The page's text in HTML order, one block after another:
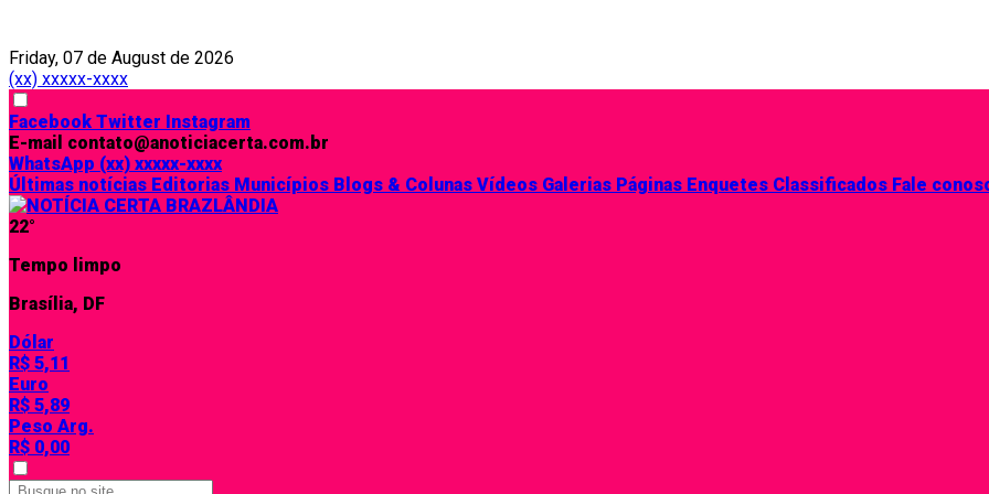
Friday, 07 de August de 2026
(xx) xxxxx-xxxx
Facebook Twitter Instagram
E-mail contato@anoticiacerta.com.br
WhatsApp (xx) xxxxx-xxxx
Últimas notícias Editorias Municípios Blogs & Colunas Vídeos Galerias Páginas Enquetes Classificados Fale
22°
Tempo limpo
Brasília, DF
Dólar
R$ 5,11
Euro
R$ 5,89
Peso Arg.
R$ 0,00